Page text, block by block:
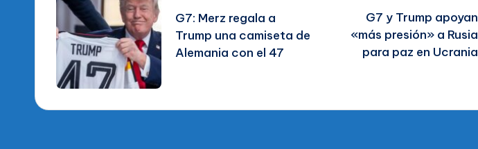
entradas
G7: Merz regala a
Trump una camiseta de
Alemania con el 47
G7 y Trump apoyan
«más presión» a Rusia
para paz en Ucrania